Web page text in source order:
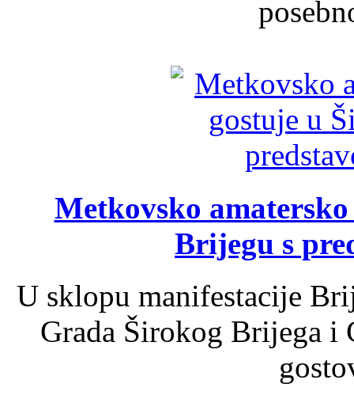
Metkovsko
Brijegu s
U sklopu manifestacije
Grada Širokog Brijega